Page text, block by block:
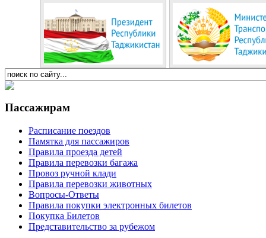
Пассажирам
Расписание поездов
Памятка для пассажиров
Правила проезда детей
Правила перевозки багажа
Провоз ручной клади
Правила перевозки животных
Вопросы-Ответы
Правила покупки электронных билетов
Покупка Билетов
Представительство за рубежом